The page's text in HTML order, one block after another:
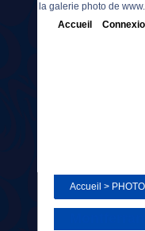
la galerie photo de
Accueil
Accueil >